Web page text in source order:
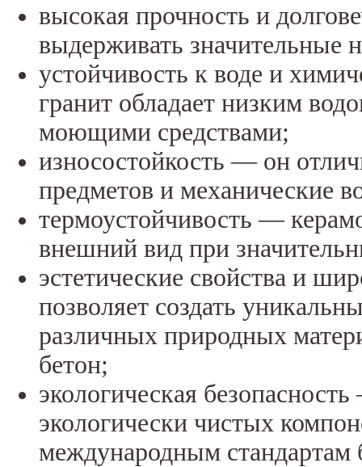
высокая прочность и
выдерживать значительные
устойчивость к воде и
гранит обладает низким
моющими средствами;
износостойкость — он
предметов и механические
термоустойчивость —
внешний вид при
эстетические свойства и
позволяет создать
различных природных
бетон;
экологическая
экологически чистых
международным стандартам